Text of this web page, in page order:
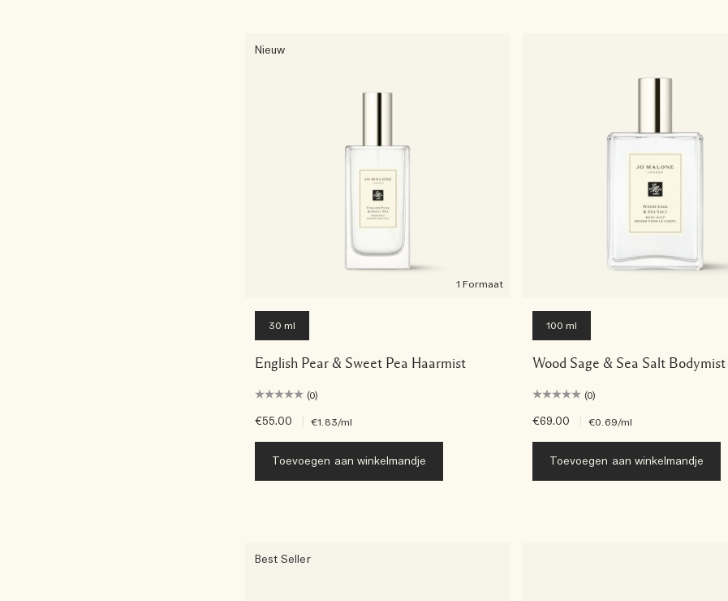
Nieuw
1 Formaat
30 ml
English Pear & Sweet Pea Haarmist
(0)
€55.00 €1.83/ml
Toevoegen aan winkelmandje
100 ml
Wood Sage & Sea Salt Bodymist
(0)
€69.00 €0.69/ml
Toevoegen aan winkelmandje
Best Seller